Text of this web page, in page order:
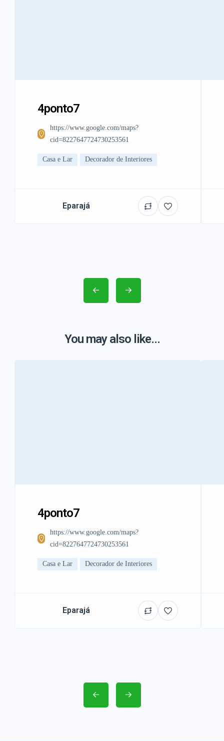
4ponto7
https://www.google.com/maps?
cid=8227647724730253561
Casa e Lar Decorador de Interiores
Eparajá
You may also like...
4ponto7
https://www.google.com/maps?
cid=8227647724730253561
Casa e Lar Decorador de Interiores
Eparajá